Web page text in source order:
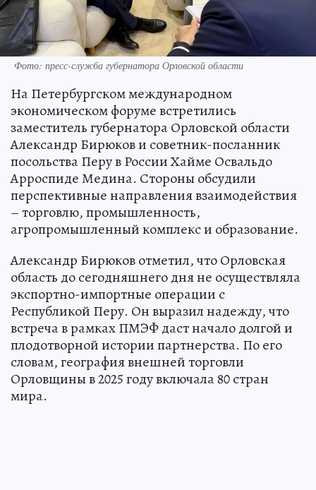
Фото: пресс-служба губернатора Орловской области
На Петербургском международном
экономическом форуме встретились
заместитель губернатора Орловской области
Александр Бирюков и советник-посланник
посольства Перу в России Хайме Освальдо
Арроспиде Медина. Стороны обсудили
перспективные направления взаимодействия
– торговлю, промышленность,
агропромышленный комплекс и образование.
Александр Бирюков отметил, что Орловская
область до сегодняшнего дня не осуществляла
экспортно-импортные операции с
Республикой Перу. Он выразил надежду, что
встреча в рамках ПМЭФ даст начало долгой и
плодотворной истории партнерства. По его
словам, география внешней торговли
Орловщины в 2025 году включала 80 стран
мира.